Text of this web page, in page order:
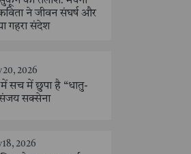
ने जीवन संघर्ष और
गहरा संदेश
20, 2026
में सच में छुपा है “धातु-
सक्सेना
18, 2026